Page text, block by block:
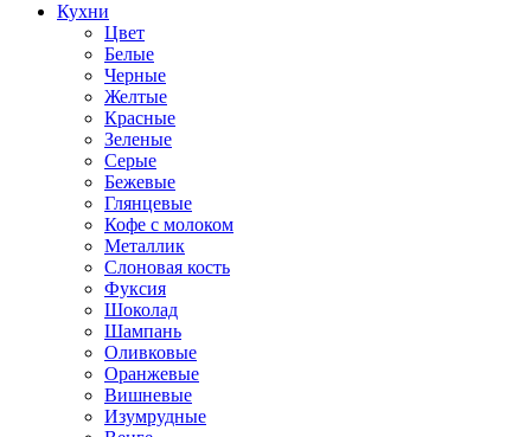
Кухни
Цвет
Белые
Черные
Желтые
Красные
Зеленые
Серые
Бежевые
Глянцевые
Кофе с молоком
Металлик
Слоновая кость
Фуксия
Шоколад
Шампань
Оливковые
Оранжевые
Вишневые
Изумрудные